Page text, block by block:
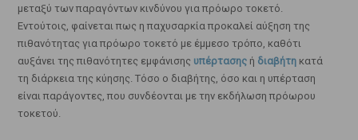
μεταξύ των παραγόντων κινδύνου για πρόωρο τοκετό.
Εντούτοις, φαίνεται πως η παχυσαρκία προκαλεί αύξηση της
πιθανότητας για πρόωρο τοκετό με έμμεσο τρόπο, καθότι
αυξάνει της πιθανότητες εμφάνισης υπέρτασης ή διαβήτη κατά
τη διάρκεια της κύησης. Τόσο ο διαβήτης, όσο και η υπέρταση
είναι παράγοντες, που συνδέονται με την εκδήλωση πρόωρου
τοκετού.